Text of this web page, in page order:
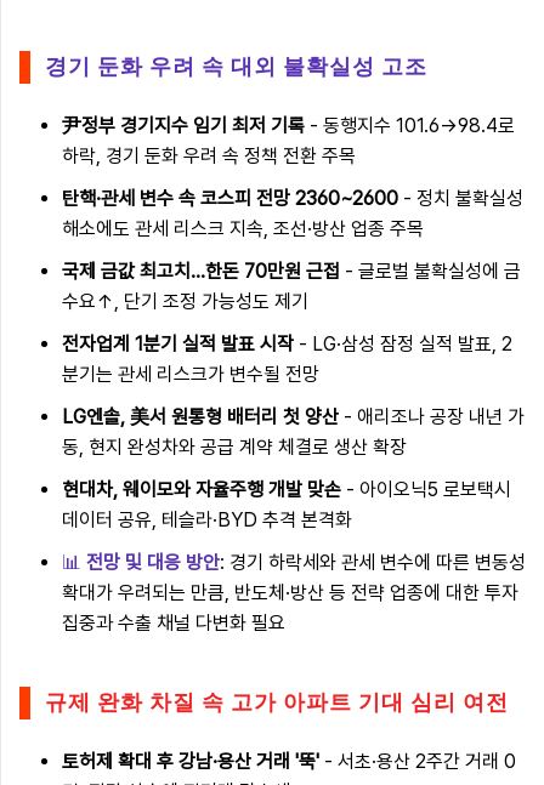
경기 둔화 우려 속 대외 불확실성 고조
尹정부 경기지수 임기 최저 기록 - 동행지수 101.6→98.4로
하락, 경기 둔화 우려 속 정책 전환 주목
탄핵·관세 변수 속 코스피 전망 2360~2600 - 정치 불확실성
해소에도 관세 리스크 지속, 조선·방산 업종 주목
국제 금값 최고치…한돈 70만원 근접 - 글로벌 불확실성에 금
수요↑, 단기 조정 가능성도 제기
전자업계 1분기 실적 발표 시작 - LG·삼성 잠정 실적 발표, 2
분기는 관세 리스크가 변수될 전망
LG엔솔, 美서 원통형 배터리 첫 양산 - 애리조나 공장 내년 가
동, 현지 완성차와 공급 계약 체결로 생산 확장
현대차, 웨이모와 자율주행 개발 맞손 - 아이오닉5 로보택시
데이터 공유, 테슬라·BYD 추격 본격화
📊 전망 및 대응 방안: 경기 하락세와 관세 변수에 따른 변동성
확대가 우려되는 만큼, 반도체·방산 등 전략 업종에 대한 투자
집중과 수출 채널 다변화 필요
규제 완화 차질 속 고가 아파트 기대 심리 여전
토허제 확대 후 강남·용산 거래 '뚝' - 서초·용산 2주간 거래 0